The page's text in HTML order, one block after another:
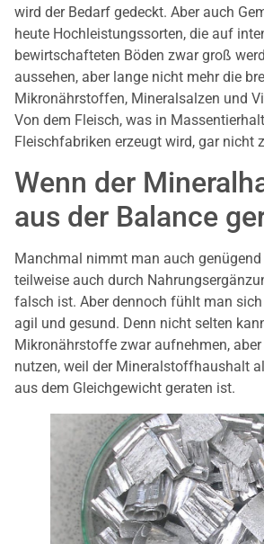
wird der Bedarf gedeckt. Aber auch
heute Hochleistungssorten, die auf
bewirtschafteten Böden zwar groß
aussehen, aber lange nicht mehr die
Mikronährstoffen, Mineralsalzen und
Von dem Fleisch, was in
Fleischfabriken erzeugt wird, gar nicht
Wenn der
aus der Balance
Manchmal nimmt man auch
teilweise auch durch
falsch ist. Aber dennoch fühlt man
agil und gesund. Denn nicht selten
Mikronährstoffe zwar aufnehmen,
nutzen, weil der Mineralstoffhaushalt
aus dem Gleichgewicht geraten ist.